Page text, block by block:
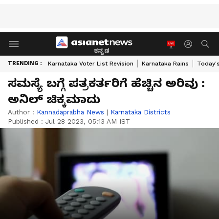
ಕನ್ನಡ
TRENDING : Karnataka Voter List Revision Karnataka Rains
ಸಮಸ್ಯೆ ಬಗ್ಗೆ ಪತ್ರಕರ್ತರಿಗೆ ಹೆಚ್ಚಿನ ಅರಿವು :
ಅನಿಲ್‌ ಚಿಕ್ಕಮಾದು
Author : Kannadaprabha News | Karnataka Districts
Published : Jul 28 2023, 05:13 AM IST